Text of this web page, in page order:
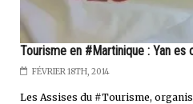
Tourisme en #Martinique : Yan es
FÉVRIER 18TH, 2014
Les Assises du #Tourisme,